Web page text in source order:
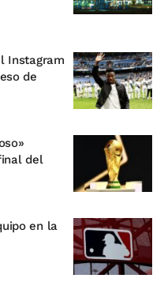
Instagram
de
del
en la